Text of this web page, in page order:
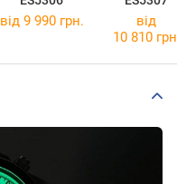
від 9 990 грн.
від
10 810